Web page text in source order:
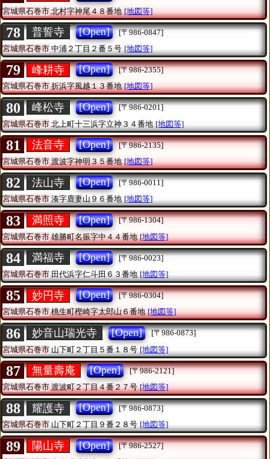
宮城県石巻市北村字神尾４８番地 [地図等]
78 普誓寺 [Open]
[〒986-0847]
宮城県石巻市 中浦２丁目２番５号 [地図等]
79 峰耕寺 [Open]
[〒986-2355]
宮城県石巻市折浜字風越１３番地 [地図等]
80 峰松寺 [Open]
[〒986-0201]
宮城県石巻市 北上町十三浜字立神３４番地 [地図等]
81 法音寺 [Open]
[〒986-2135]
宮城県石巻市渡波字神明３５番地 [地図等]
82 法山寺 [Open]
[〒986-0011]
宮城県石巻市湊字鹿妻山９６番地 [地図等]
83 満照寺 [Open]
[〒986-1304]
宮城県石巻市雄勝町名振字中４４番地 [地図等]
84 満福寺 [Open]
[〒986-0023]
宮城県石巻市 田代浜字仁斗田６３番地 [地図等]
85 妙円寺 [Open]
[〒986-0304]
宮城県石巻市桃生町樫崎字太郎山６番地 [地図等]
86 妙音山瑞光寺 [Open]
[〒986-0873]
宮城県石巻市 山下町２丁目５番１８号 [地図等]
87 無量壽庵 [Open]
[〒986-2121]
宮城県石巻市渡波町２丁目４番２７号 [地図等]
88 耀護寺 [Open]
[〒986-0873]
宮城県石巻市山下町２丁目９番２８号 [地図等]
89 陽山寺 [Open]
[〒986-2527]